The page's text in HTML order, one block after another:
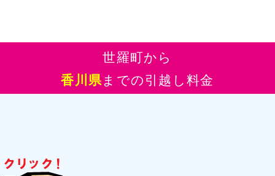
世羅町から
香川県までの引越し料金